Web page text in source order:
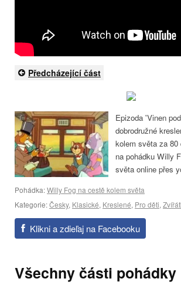
Předcházející část
Epizoda 'Vinen
dobrodružné
kolem světa za
na pohádku Willy
světa online přes
Pohádka:Willy Fog na cestě kolem světa
Kategorie:Česky, Klasické, Kreslené, Pro děti,
Klikni a zdieľaj na Facebooku
Všechny části pohádky